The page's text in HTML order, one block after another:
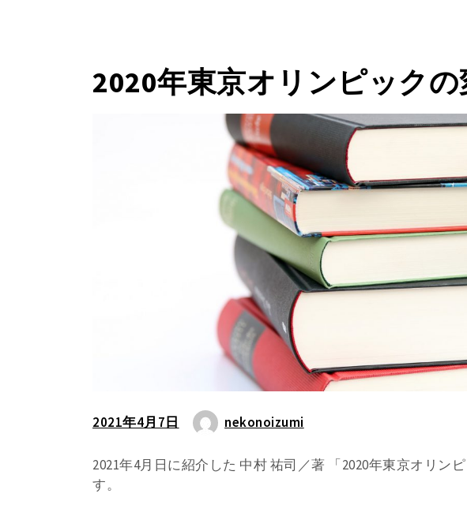
2020年東京オリンピックの
2021年4月7日 nekonoizumi
2021年4月日に紹介した 中村 祐司／著 「2020年東京オリン
す。